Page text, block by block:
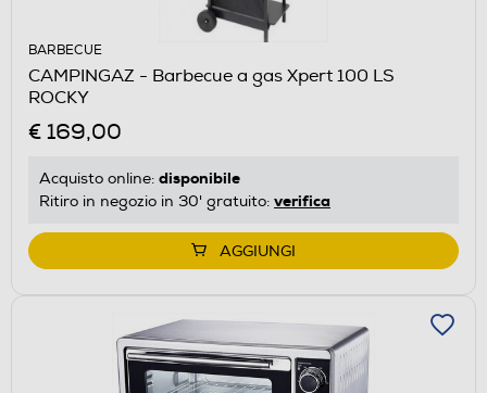
BARBECUE
CAMPINGAZ - Barbecue a gas Xpert 100 LS
ROCKY
€ 169,00
Acquisto online: disponibile
Ritiro in negozio in 30' gratuito: verifica
AGGIUNGI